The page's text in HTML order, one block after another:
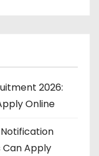
2026:
Online
Notification
Can Apply